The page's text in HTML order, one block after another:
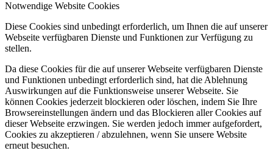
Notwendige Website Cookies
Diese Cookies sind unbedingt erforderlich, um Ihnen die auf unserer
Webseite verfügbaren Dienste und Funktionen zur Verfügung zu
stellen.
Da diese Cookies für die auf unserer Webseite verfügbaren Dienste
und Funktionen unbedingt erforderlich sind, hat die Ablehnung
Auswirkungen auf die Funktionsweise unserer Webseite. Sie
können Cookies jederzeit blockieren oder löschen, indem Sie Ihre
Browsereinstellungen ändern und das Blockieren aller Cookies auf
dieser Webseite erzwingen. Sie werden jedoch immer aufgefordert,
Cookies zu akzeptieren / abzulehnen, wenn Sie unsere Website
erneut besuchen.